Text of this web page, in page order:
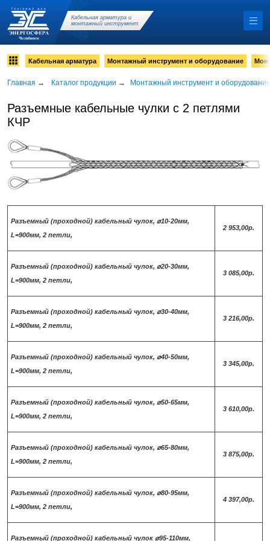
Кабельная арматура и
монтажный инструмент
Кабельная арматура Монтажный инструмент и оборудование
Главная → Каталог продукции → Монтажный инструмент и оборудование
Разъемные кабельные чулки с 2 петлями
КЧР
Разъемный (проходной) кабельный чулок, ⌀10-20мм,
L=900мм, 2 петли,
2 953,00р.
Разъемный (проходной) кабельный чулок, ⌀20-30мм,
L=900мм, 2 петли,
3 085,00р.
Разъемный (проходной) кабельный чулок, ⌀30-40мм,
L=900мм, 2 петли,
3 216,00р.
Разъемный (проходной) кабельный чулок, ⌀40-50мм,
L=900мм, 2 петли,
3 345,00р.
Разъемный (проходной) кабельный чулок, ⌀50-65мм,
L=900мм, 2 петли,
3 610,00р.
Разъемный (проходной) кабельный чулок, ⌀65-80мм,
L=900мм, 2 петли,
3 875,00р.
Разъемный (проходной) кабельный чулок, ⌀80-95мм,
L=900мм, 2 петли,
4 397,00р.
Разъемный (проходной) кабельный чулок ⌀95-110мм,